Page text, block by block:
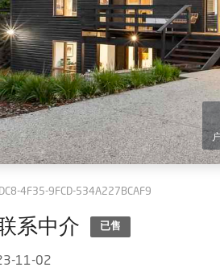
4F35-9FCD-534A227BCAF9
系中介 已售
11-02